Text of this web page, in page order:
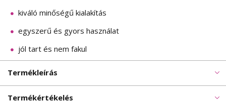
kiváló minőségű kialakítás
egyszerű és gyors használat
jól tart és nem fakul
Termékleírás
Termékértékelés